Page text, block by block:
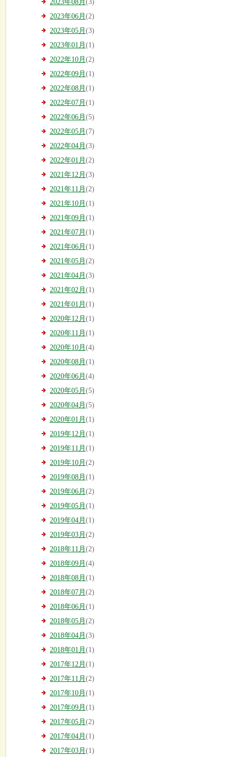
2023年08月 (3)
2023年06月 (2)
2023年05月 (3)
2023年01月 (1)
2022年10月 (2)
2022年09月 (1)
2022年08月 (1)
2022年07月 (1)
2022年06月 (5)
2022年05月 (7)
2022年04月 (3)
2022年01月 (2)
2021年12月 (3)
2021年11月 (2)
2021年10月 (1)
2021年09月 (1)
2021年07月 (1)
2021年06月 (1)
2021年05月 (2)
2021年04月 (3)
2021年02月 (1)
2021年01月 (1)
2020年12月 (1)
2020年11月 (1)
2020年10月 (4)
2020年08月 (1)
2020年06月 (4)
2020年05月 (5)
2020年04月 (5)
2020年01月 (1)
2019年12月 (1)
2019年11月 (1)
2019年10月 (2)
2019年08月 (1)
2019年06月 (2)
2019年05月 (1)
2019年04月 (1)
2019年03月 (2)
2018年11月 (2)
2018年09月 (4)
2018年08月 (1)
2018年07月 (2)
2018年06月 (1)
2018年05月 (2)
2018年04月 (3)
2018年01月 (1)
2017年12月 (1)
2017年11月 (2)
2017年10月 (1)
2017年09月 (1)
2017年05月 (2)
2017年04月 (1)
2017年03月 (1)